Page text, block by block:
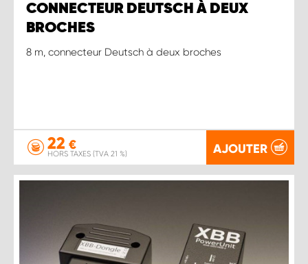
CONNECTEUR DEUTSCH À DEUX
BROCHES
8 m, connecteur Deutsch à deux broches
22 €
HORS TAXES (TVA 21 %) AJOUTER